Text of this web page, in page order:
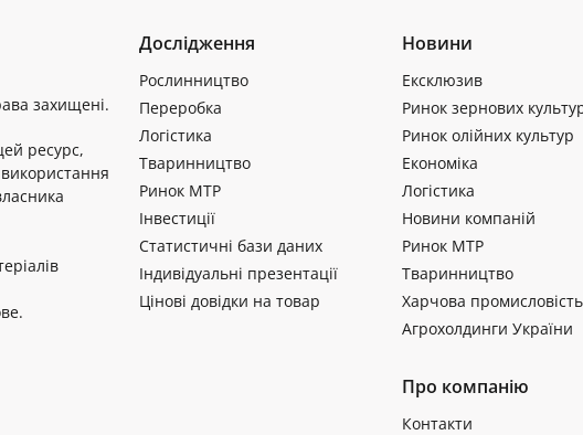
захищені.
ресурс,
Дослідження
Рослинництво
Переробка
Логістика
Тваринництво
Ринок МТР
Інвестиції
Статистичні бази даних
Індивідуальні презентації
Цінові довідки на товар
Новини
Ексклюзив
Ринок зернових
Ринок олійних культур
Економіка
Логістика
Новини компаній
Ринок МТР
Тваринництво
Харчова промисловість
Агрохолдинги України
Про компанію
Контакти